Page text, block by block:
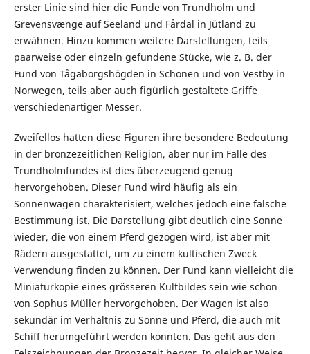
erster Linie sind hier die Funde von Trundholm und
Grevensvænge auf Seeland und Fårdal in Jütland zu
erwähnen. Hinzu kommen weitere Darstellungen, teils
paarweise oder einzeln gefundene Stücke, wie z. B. der
Fund von Tågaborgshögden in Schonen und von Vestby in
Norwegen, teils aber auch figürlich gestaltete Griffe
verschiedenartiger Messer.
Zweifellos hatten diese Figuren ihre besondere Bedeutung
in der bronzezeitlichen Religion, aber nur im Falle des
Trundholmfundes ist dies überzeugend genug
hervorgehoben. Dieser Fund wird häufig als ein
Sonnenwagen charakterisiert, welches jedoch eine falsche
Bestimmung ist. Die Darstellung gibt deutlich eine Sonne
wieder, die von einem Pferd gezogen wird, ist aber mit
Rädern ausgestattet, um zu einem kultischen Zweck
Verwendung finden zu können. Der Fund kann vielleicht die
Miniaturkopie eines grösseren Kultbildes sein wie schon
von Sophus Müller hervorgehoben. Der Wagen ist also
sekundär im Verhältnis zu Sonne und Pferd, die auch mit
Schiff herumgeführt werden konnten. Das geht aus den